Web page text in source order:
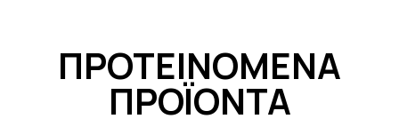
ΠΡΟΤΕΙΝΟΜΕΝΑ
ΠΡΟΪΟΝΤΑ